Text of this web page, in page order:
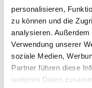
personalisieren,
zu können und die
analysieren.
Verwendung unserer
soziale Medien,
Partner führen diese
weiteren Daten
September 2024
August 2024
Juli 2024
Juni 2024
Mai 2024